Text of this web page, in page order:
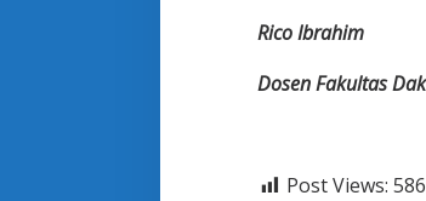
Rico Ibrahim
Dosen Fakultas
Post Views: 586